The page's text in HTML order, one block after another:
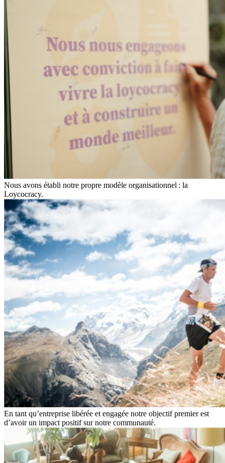
Nous avons établi notre propre modèle organisationnel : la
Loycocracy.
En tant qu’entreprise libérée et engagée notre objectif premier est
d’avoir un impact positif sur notre communauté.